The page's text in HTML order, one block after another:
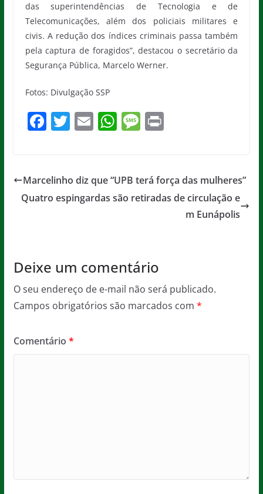
das superintendências de Tecnologia e de
Telecomunicações, além dos policiais militares e
civis. A redução dos índices criminais passa também
pela captura de foragidos”, destacou o secretário da
Segurança Pública, Marcelo Werner.
Fotos: Divulgação SSP
F
e
b
T
er
E
l
W
s
A
M
a
g
Pr
Marcelinho diz que “UPB terá força das mulheres”
Quatro espingardas são retiradas de circulação e
m Eunápolis
Deixe um comentário
O seu endereço de e-mail não será publicado.
Campos obrigatórios são marcados com *
Comentário *